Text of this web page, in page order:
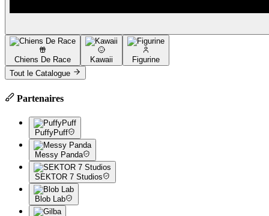
Chiens De Race Kawaii
Figurine
Tout le Catalogue
Partenaires
PuffyPuff
Messy Panda
SEKTOR 7 Studios
Blob Lab